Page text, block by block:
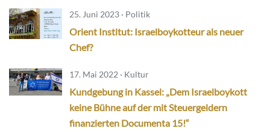
25. Juni 2023 · Politik
Orient Institut: Israelboykotteur als neuer
Chef?
17. Mai 2022 · Kultur
Kundgebung in Kassel: „Dem Israelboykott
keine Bühne auf der mit Steuergeldern
finanzierten Documenta 15!“